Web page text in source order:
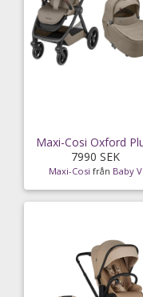
7990 SEK
Maxi-Cosi från Baby V